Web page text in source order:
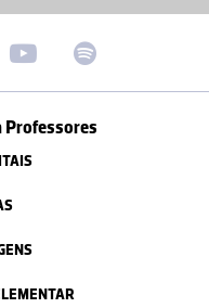
Professores